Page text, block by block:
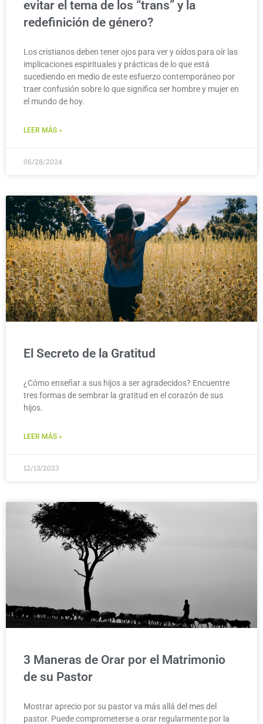
evitar el tema de los “trans” y la
redefinición de género?
Los cristianos deben tener ojos para ver y oídos para oír las
implicaciones espirituales y prácticas de lo que está
sucediendo en medio de este esfuerzo contemporáneo por
traer confusión sobre lo que significa ser hombre y mujer en
el mundo de hoy.
LEER MÁS »
06/28/2024
El Secreto de la Gratitud
¿Cómo enseñar a sus hijos a ser agradecidos? Encuentre
tres formas de sembrar la gratitud en el corazón de sus
hijos.
LEER MÁS »
12/13/2023
3 Maneras de Orar por el Matrimonio
de su Pastor
Mostrar aprecio por su pastor va más allá del mes del
pastor. Puede comprometerse a orar regularmente por la